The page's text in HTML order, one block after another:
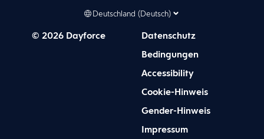
Deutschland (Deutsch)
© 2026 Dayforce
Datenschutz
Bedingungen
Accessibility
Cookie-Hinweis
Gender-Hinweis
Impressum